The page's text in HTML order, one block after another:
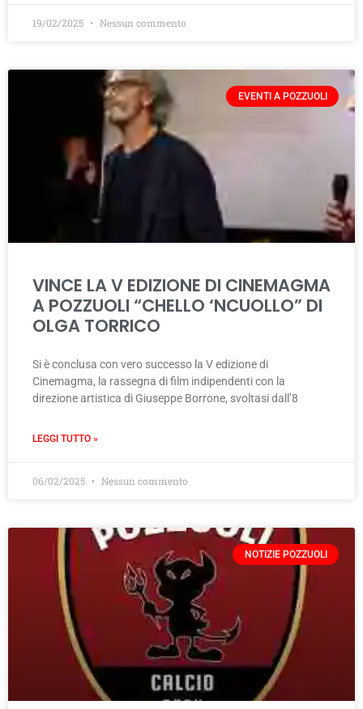
19/02/2025 Nessun commento
EVENTI A POZZUOLI
VINCE LA V EDIZIONE DI CINEMAGMA
A POZZUOLI “CHELLO ‘NCUOLLO” DI
OLGA TORRICO
Si è conclusa con vero successo la V edizione di
Cinemagma, la rassegna di film indipendenti con la
direzione artistica di Giuseppe Borrone, svoltasi dall’8
LEGGI TUTTO »
06/02/2025 Nessun commento
NOTIZIE POZZUOLI